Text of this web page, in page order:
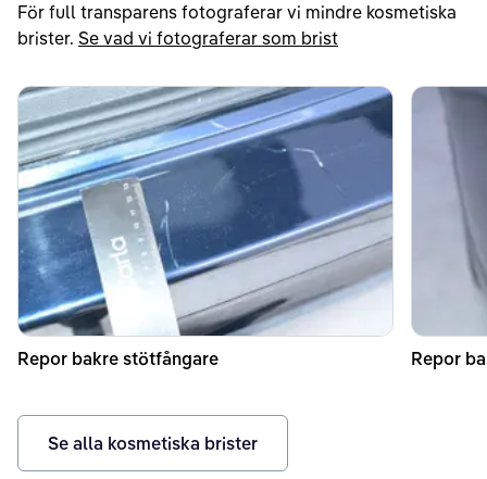
För full transparens fotograferar vi mindre kosmetiska
brister. Se vad vi fotograferar som brist
Repor bakre stötfångare Repor
Se alla kosmetiska brister